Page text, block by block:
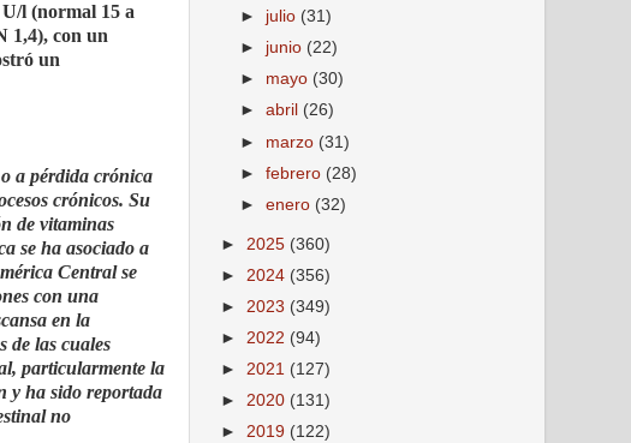
l (normal 15 a
1,4), con un
un
a pérdida crónica
crónicos. Su
de vitaminas
se ha asociado a
Central se
con una
en la
de las cuales
particularmente la
y ha sido reportada
no
► julio (31)
► junio (22)
► mayo (30)
►abril (26)
► marzo (31)
►febrero (28)
►enero (32)
► 2025 (360)
► 2024 (356)
► 2023 (349)
► 2022 (94)
► 2021 (127)
► 2020 (131)
► 2019 (122)